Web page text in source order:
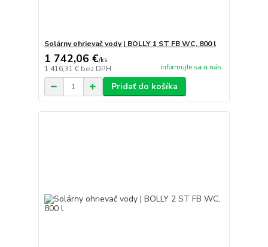
Solárny ohrievač vody | BOLLY 1 ST FB WC, 800 l
1 742,06 €/ks
1 416,31 € bez DPH informujte sa u nás
Pridať do košíka